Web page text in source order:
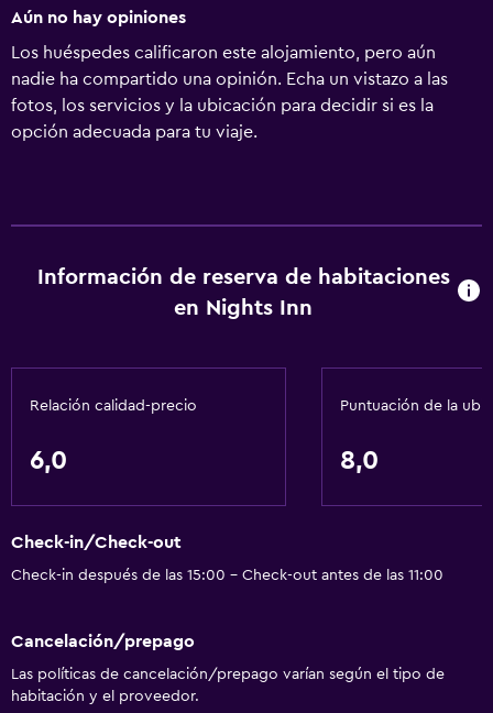
Aún no hay opiniones
Los huéspedes calificaron este alojamiento, pero aún
nadie ha compartido una opinión. Echa un vistazo a las
fotos, los servicios y la ubicación para decidir si es la
opción adecuada para tu viaje.
Información de reserva de habitaciones
en Nights Inn
Relación calidad-precio
6,0
Puntuación de la
8,0
Check-in/Check-out
Check-in después de las 15:00 - Check-out antes de las 11:00
Cancelación/prepago
Las políticas de cancelación/prepago varían según el tipo de
habitación y el proveedor.